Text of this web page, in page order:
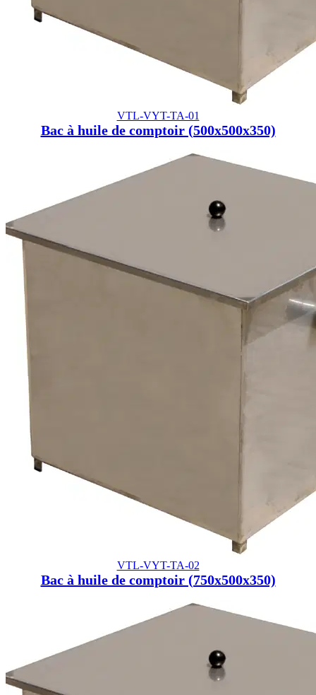
VTL-VYT-TA-01
Bac à huile de comptoir (500x500x350)
VTL-VYT-TA-02
Bac à huile de comptoir (750x500x350)